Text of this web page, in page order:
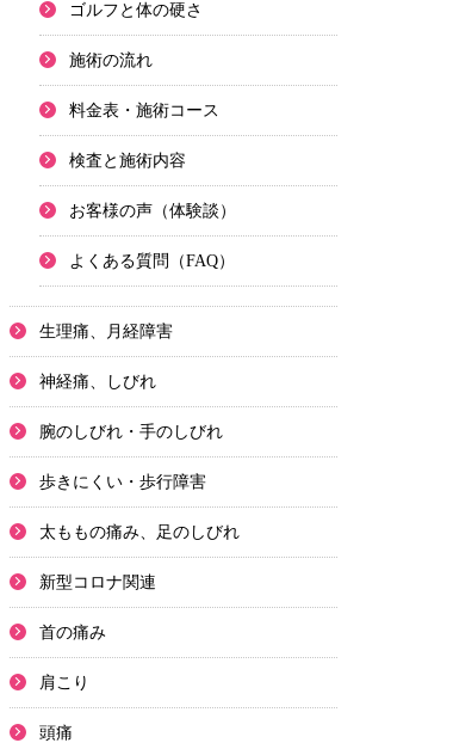
ゴルフと体の硬さ
施術の流れ
料金表・施術コース
検査と施術内容
お客様の声（体験談）
よくある質問（FAQ）
生理痛、月経障害
神経痛、しびれ
腕のしびれ・手のしびれ
歩きにくい・歩行障害
太ももの痛み、足のしびれ
新型コロナ関連
首の痛み
肩こり
頭痛